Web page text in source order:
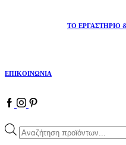
ΤΟ ΕΡΓΑΣΤΗΡΙΟ
ΕΠΙΚΟΙΝΩΝΙΑ
Facebook
Instagram
Pinterest
Products
search